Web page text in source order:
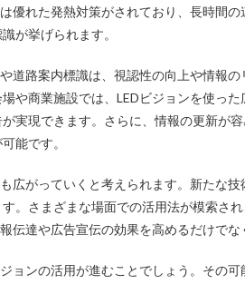
優れた発熱対策がされており、長時間
が挙げられます。
道路案内標識は、視認性の向上や情報
や商業施設では、LEDビジョンを使っ
実現できます。さらに、情報の更新が
能です。
広がっていくと考えられます。新たな
。さまざまな場面での活用法が模索さ
伝達や広告宣伝の効果を高めるだけでな
ョンの活用が進むことでしょう。その